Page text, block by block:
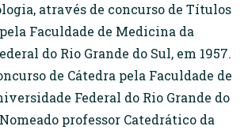
através de concurso de Títulos
Faculdade de Medicina da
do Rio Grande do Sul, em 1957.
de Cátedra pela Faculdade de
Federal do Rio Grande do
professor Catedrático da